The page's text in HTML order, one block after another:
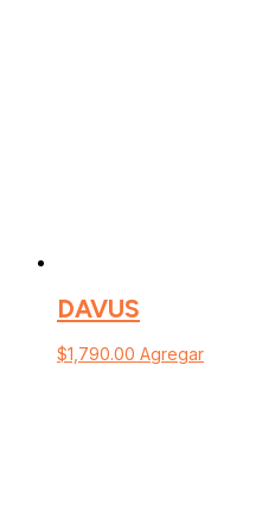
DAVUS
$1,790.00 Agregar